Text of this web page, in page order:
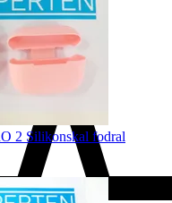
2 Silikonskal fodral